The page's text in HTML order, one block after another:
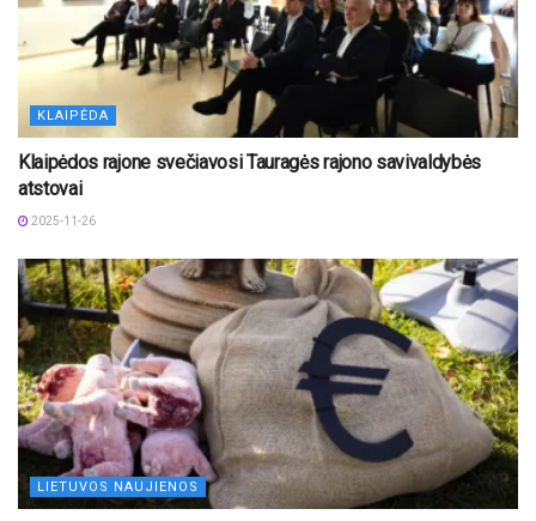
KLAIPĖDA
Klaipėdos rajone svečiavosi Tauragės rajono savivaldybės
atstovai
2025-11-26
LIETUVOS NAUJIENOS